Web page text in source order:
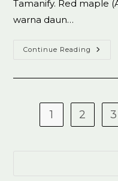
Tamanify. Red maple
warna daun…
Continue Reading Jual
Ready
Stok
1 2 3